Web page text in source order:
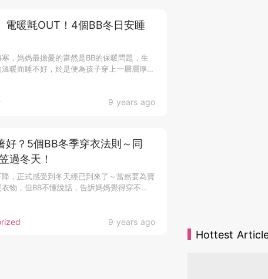
9 years ago
電暖氈OUT！4個BB冬日安睡
，媽媽最擔憂的當然是BB的保暖問題，生
暖而睡不好，於是便為孩子穿上一層層厚衣
9 years ago
好？5個BB冬季穿衣法則～同
過冬天！
，正式感受到冬天經已到來了～當然要為寶
物，但BB不懂說話，告訴媽媽覺得穿不
Hottest